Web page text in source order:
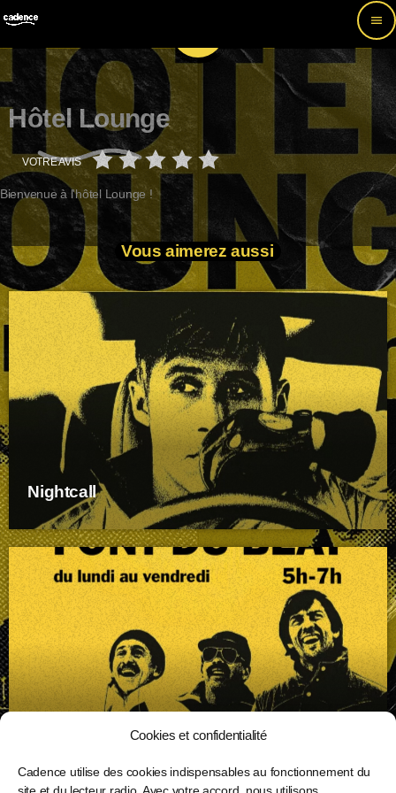
Cookies et confidentialité
Cadence utilise des cookies indispensables au fonctionnement du
menu
Hôtel Lounge
Bienvenue à l'hôtel Lounge !
VOTRE AVIS
Vous aimerez aussi
Nightcall